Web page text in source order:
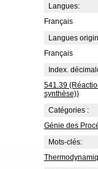
Langues:
Français
Langues
Français
Index.
541.39
synthèse))
Catégories :
Génie des
Mots-clés: